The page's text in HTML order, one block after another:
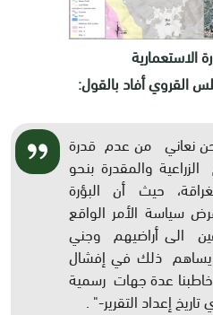
الاستعمارية
القروي أفاد بالقول:
نعاني من عدم قدرة
والمقدرة بنحو
حيث أن البؤرة
سياسة الأمر الواقع
الى أراضيهم وجني
يساهم ذلك في إفشال
عدة جهات رسمية
إعداد التقرير-" .